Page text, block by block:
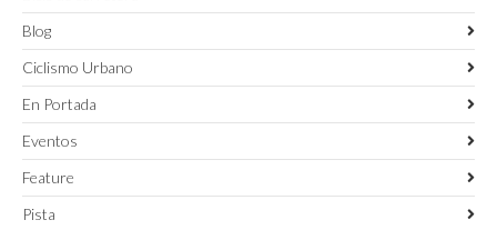
Blog
Ciclismo Urbano
En Portada
Eventos
Feature
Pista